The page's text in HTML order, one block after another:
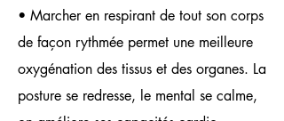
• Marcher en respirant de tout son corps
de façon rythmée permet une meilleure
oxygénation des tissus et des organes. La
posture se redresse, le mental se calme,